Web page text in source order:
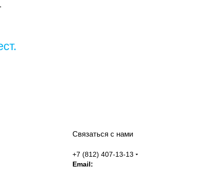
Связаться с нами
+7 (812) 407-13-13
Email: